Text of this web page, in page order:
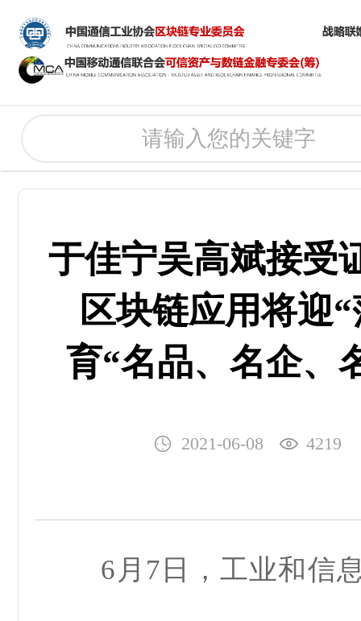
于佳宁吴高斌接受
区块链应用将迎
育“名品、名企、
2021-06-08 4219
6月7日，工业和信